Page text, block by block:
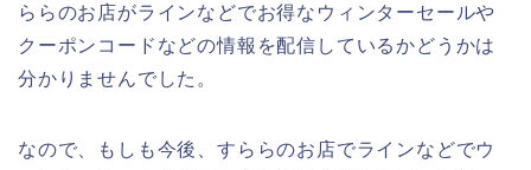
ららのお店がラインなどでお得なウィンターセールや
クーポンコードなどの情報を配信しているかどうかは
分かりませんでした。
なので、もしも今後、すららのお店でラインなどでウ